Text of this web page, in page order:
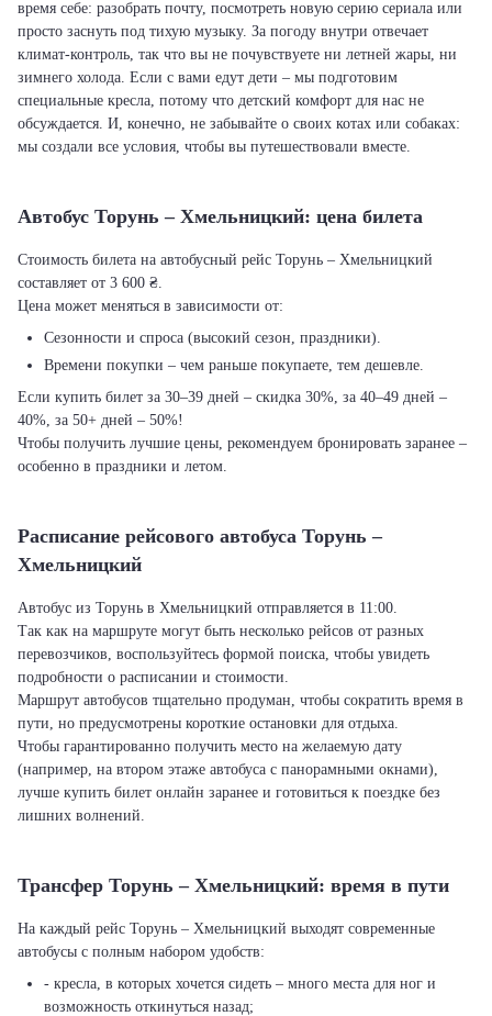
время себе: разобрать почту, посмотреть новую серию сериала или
просто заснуть под тихую музыку. За погоду внутри отвечает
климат-контроль, так что вы не почувствуете ни летней жары, ни
зимнего холода. Если с вами едут дети – мы подготовим
специальные кресла, потому что детский комфорт для нас не
обсуждается. И, конечно, не забывайте о своих котах или собаках:
мы создали все условия, чтобы вы путешествовали вместе.
Автобус Торунь – Хмельницкий: цена билета
Стоимость билета на автобусный рейс Торунь – Хмельницкий
составляет от 3 600 ₴.
Цена может меняться в зависимости от:
Сезонности и спроса (высокий сезон, праздники).
Времени покупки – чем раньше покупаете, тем дешевле.
Если купить билет за 30–39 дней – скидка 30%, за 40–49 дней –
40%, за 50+ дней – 50%!
Чтобы получить лучшие цены, рекомендуем бронировать заранее –
особенно в праздники и летом.
Расписание рейсового автобуса Торунь –
Хмельницкий
Автобус из Торунь в Хмельницкий отправляется в 11:00.
Так как на маршруте могут быть несколько рейсов от разных
перевозчиков, воспользуйтесь формой поиска, чтобы увидеть
подробности о расписании и стоимости.
Маршрут автобусов тщательно продуман, чтобы сократить время в
пути, но предусмотрены короткие остановки для отдыха.
Чтобы гарантированно получить место на желаемую дату
(например, на втором этаже автобуса с панорамными окнами),
лучше купить билет онлайн заранее и готовиться к поездке без
лишних волнений.
Трансфер Торунь – Хмельницкий: время в пути
На каждый рейс Торунь – Хмельницкий выходят современные
автобусы с полным набором удобств:
- кресла, в которых хочется сидеть – много места для ног и
возможность откинуться назад;